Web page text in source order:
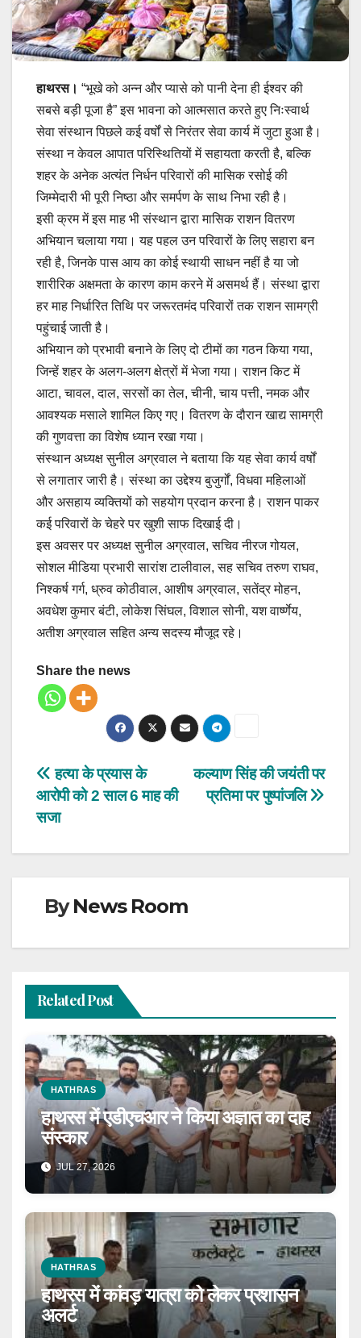
हाथरस। “भूखे को अन्न और प्यासे को पानी देना ही ईश्वर की
सबसे बड़ी पूजा है” इस भावना को आत्मसात करते हुए निःस्वार्थ
सेवा संस्थान पिछले कई वर्षों से निरंतर सेवा कार्य में जुटा हुआ है।
संस्था न केवल आपात परिस्थितियों में सहायता करती है, बल्कि
शहर के अनेक अत्यंत निर्धन परिवारों की मासिक रसोई की
जिम्मेदारी भी पूरी निष्ठा और समर्पण के साथ निभा रही है।
इसी क्रम में इस माह भी संस्थान द्वारा मासिक राशन वितरण
अभियान चलाया गया। यह पहल उन परिवारों के लिए सहारा बन
रही है, जिनके पास आय का कोई स्थायी साधन नहीं है या जो
शारीरिक अक्षमता के कारण काम करने में असमर्थ हैं। संस्था द्वारा
हर माह निर्धारित तिथि पर जरूरतमंद परिवारों तक राशन सामग्री
पहुंचाई जाती है।
अभियान को प्रभावी बनाने के लिए दो टीमों का गठन किया गया,
जिन्हें शहर के अलग-अलग क्षेत्रों में भेजा गया। राशन किट में
आटा, चावल, दाल, सरसों का तेल, चीनी, चाय पत्ती, नमक और
आवश्यक मसाले शामिल किए गए। वितरण के दौरान खाद्य सामग्री
की गुणवत्ता का विशेष ध्यान रखा गया।
संस्थान अध्यक्ष सुनील अग्रवाल ने बताया कि यह सेवा कार्य वर्षों
से लगातार जारी है। संस्था का उद्देश्य बुजुर्गों, विधवा महिलाओं
और असहाय व्यक्तियों को सहयोग प्रदान करना है। राशन पाकर
कई परिवारों के चेहरे पर खुशी साफ दिखाई दी।
इस अवसर पर अध्यक्ष सुनील अग्रवाल, सचिव नीरज गोयल,
सोशल मीडिया प्रभारी सारांश टालीवाल, सह सचिव तरुण राघव,
निश्कर्ष गर्ग, ध्रुव कोठीवाल, आशीष अग्रवाल, सतेंद्र मोहन,
अवधेश कुमार बंटी, लोकेश सिंघल, विशाल सोनी, यश वार्ष्णेय,
अतीश अग्रवाल सहित अन्य सदस्य मौजूद रहे।
Share the news
Post
navigation
कल्याण सिंह की जयंती पर
प्रतिमा पर पुष्पांजलि
हत्या के प्रयास के
आरोपी को 2 साल 6 माह की
सजा
ByNews Room
Related Post
HATHRAS
हाथरस में एडीएचआर ने किया अज्ञात का दाह
संस्कार
JUL 27, 2026
HATHRAS
हाथरस में कांवड़ यात्रा को लेकर प्रशासन
अलर्ट